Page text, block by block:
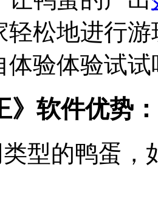
轻松地进行
体验体验试试
》软件优势：
型的鸭蛋